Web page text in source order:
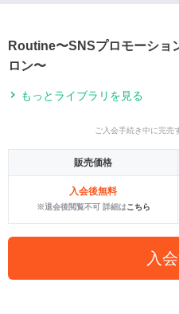
Routine〜SNSプロモーショ
ロン〜
もっとライブラリを見る
ご入会手続き中に完売
販売価格
入会後無料
※退会後閲覧不可 詳細はこちら
入